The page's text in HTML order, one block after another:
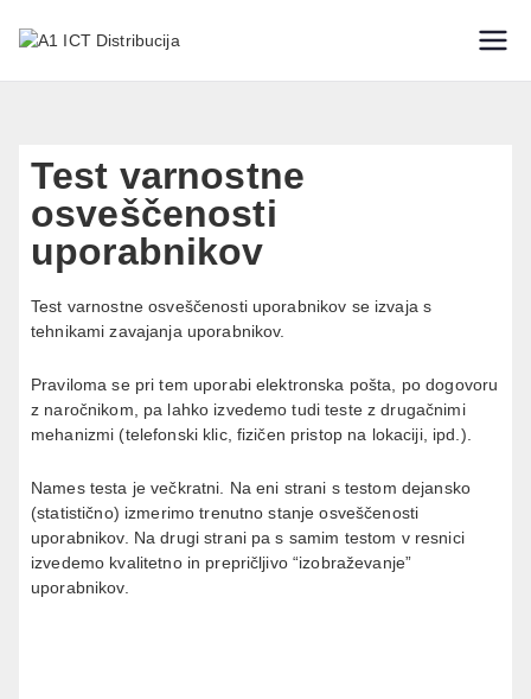
A1 ICT
Test varnostne
osveščenosti
uporabnikov
Test varnostne osveščenosti uporabnikov se izvaja s
tehnikami zavajanja uporabnikov.
Praviloma se pri tem uporabi elektronska pošta, po dogovoru
z naročnikom, pa lahko izvedemo tudi teste z drugačnimi
mehanizmi (telefonski klic, fizičen pristop na lokaciji, ipd.).
Names testa je večkratni. Na eni strani s testom dejansko
(statistično) izmerimo trenutno stanje osveščenosti
uporabnikov. Na drugi strani pa s samim testom v resnici
izvedemo kvalitetno in prepričljivo “izobraževanje”
uporabnikov.